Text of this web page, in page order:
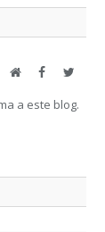
Web FacebookTwitter
a este blog.